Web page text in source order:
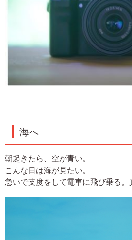
海へ
朝起きたら、空が青い。
こんな日は海が見たい。
急いで支度をして電車に飛び乗る。